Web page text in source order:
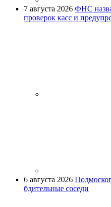
7 августа 2026 ФНС
проверок касс и
6 августа 2026
бдительные соседи